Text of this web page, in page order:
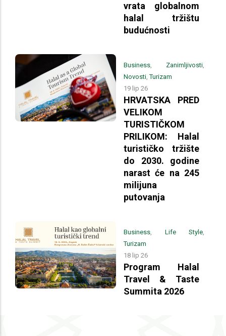
vrata globalnom
halal tržištu
budućnosti
Business, Zanimljivosti,
Novosti,Turizam
19 lip 26
HRVATSKA PRED
VELIKOM
TURISTIČKOM
PRILIKOM: Halal
turističko tržište
do 2030. godine
narast će na 245
milijuna
putovanja
Business, Life Style,
Turizam
18 lip 26
Program Halal
Travel & Taste
Summita 2026